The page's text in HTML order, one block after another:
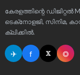
കേരളത്തിന്റെ ഡിജിറ്റൽ
ടെക്‌നോളജി, സിനിമ,
ക്ലിക്കിൽ.
✈ f 𝕏 ◎